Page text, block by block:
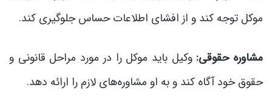
موکل توجه کند و از افشای اطلاعات حساس جلوگیری کند.
مشاوره حقوقی: وکیل باید موکل را در مورد مراحل قانونی و
حقوق خود آگاه کند و به او مشاوره‌های لازم را ارائه دهد.